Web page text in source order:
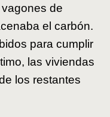
de
el carbón.
para cumplir
las viviendas
los restantes